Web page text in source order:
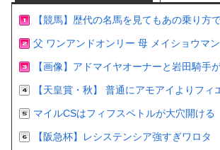
【競馬】歴代の名馬を見てもあの乗り
父 ワンアンドオンリー 母 メイショウマ
【画像】アドマイヤオーナーと岩田騎手
【天皇賞・秋】 普通にアモアイよりフ
マイルCSはフィフスペトルが大穴開ける
【阪急杯】レシステンシア強すぎワロタ